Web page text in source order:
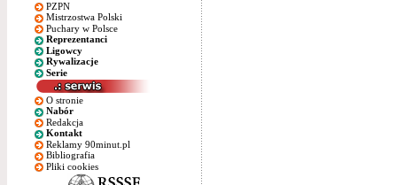
PZPN
Mistrzostwa Polski
Puchary w Polsce
Reprezentanci
Ligowcy
Rywalizacje
Serie
O stronie
Nabór
Redakcja
Kontakt
Reklamy 90minut.pl
Bibliografia
Pliki cookies